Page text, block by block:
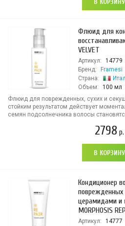
В КОРЗИНУ
Флюид для
VELVET
Артикул:
14779
Бренд:
Framesi
Страна:
Объем:
100 мл
Флюид для поврежденных, сухих и
стойким результатом действует
семян подсолнечника волосы
2798 р.
В КОРЗИНУ
Кондиционер
поврежденных
церамидами и
MORPHOSIS
Артикул:
14777